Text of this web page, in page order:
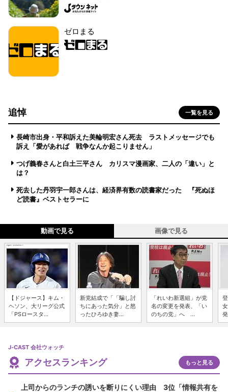
ゼロまる
追悼 一覧を見る
長崎市出身・平和訴えた美輪明宏さん死去 ラストメッセージでも
訴え「愛があれば 戦争なんか起こりません」
つげ義春さんと白土三平さん カリスマ漫画家、二人の「違い」と
は？
死去した丹羽宇一郎さんは、経済界有数の読書家だった 『死ぬほ
ど読書』ベストセラーに
動画で見る 画像で見る
【ドジャース】キム・
ヘソン、大リーグ公式
「PSロースタ...
新党結成で「「騙し討
ちにあった気分」と怒
ったひろゆき妻...
「れいわ新選組」が党
名の変更を発表、「い
のちの党」へ ...
J-CAST 会社ウォッチ
アクセスランキング もっと見る
上司からのランチの誘いを断りにくい理由 3位「情報共有を